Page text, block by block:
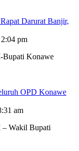
Darurat Banjir,
pm
Konawe
OPD Konawe
am
Wakil Bupati